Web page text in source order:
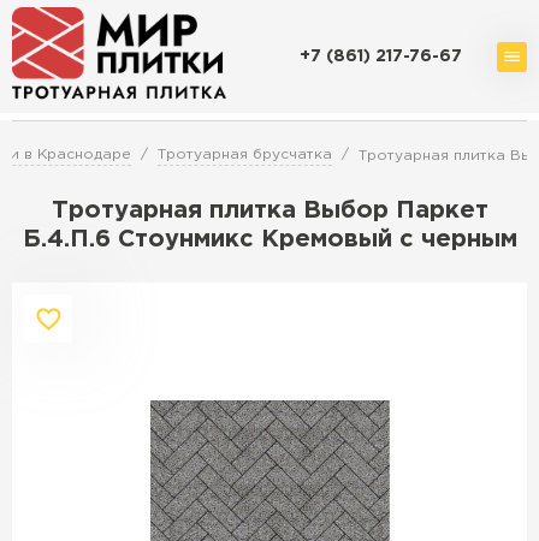
+7 (861) 217-76-67
в Краснодаре Тротуарная брусчатка Тротуарная плитка
Тротуарная плитка Выбор Паркет
Б.4.П.6 Стоунмикс Кремовый с черным
ПЕРЕЙТИ